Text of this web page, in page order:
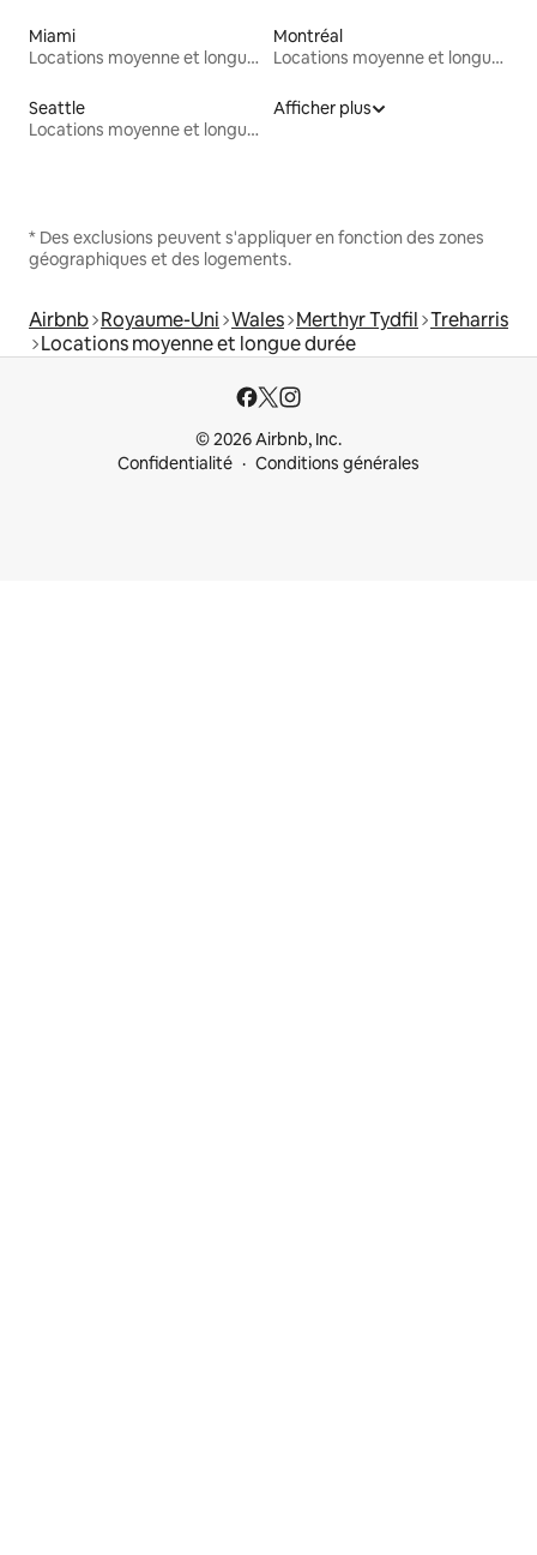
Miami
Locations moyenne et longue durée
Montréal
Locations moyenne et longue durée
Seattle
Locations moyenne et longue durée
Afficher plus
* Des exclusions peuvent s'appliquer en fonction des zones
géographiques et des logements.
Airbnb Royaume-Uni Wales Merthyr Tydfil Treharris
Locations moyenne et longue durée
© 2026 Airbnb, Inc.
Confidentialité
Conditions générales